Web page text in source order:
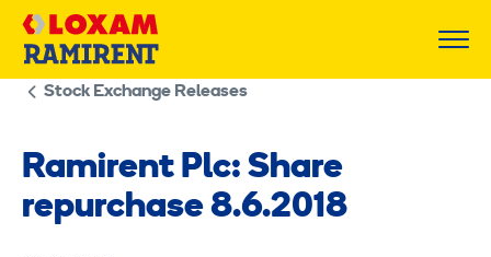
Skip
Stock Exchange Releases
Ramirent Plc: Share
repurchase 8.6.2018